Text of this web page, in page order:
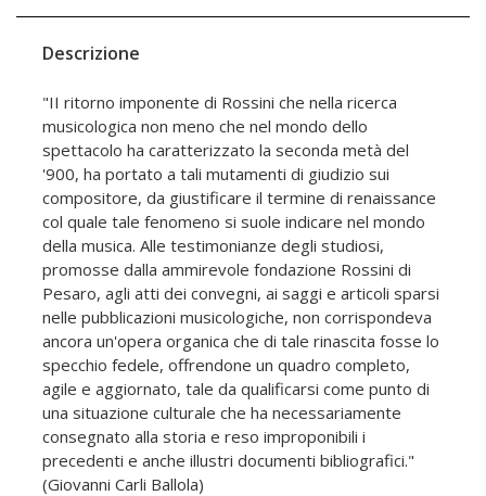
Descrizione
"II ritorno imponente di Rossini che nella ricerca
musicologica non meno che nel mondo dello
spettacolo ha caratterizzato la seconda metà del
'900, ha portato a tali mutamenti di giudizio sui
compositore, da giustificare il termine di renaissance
col quale tale fenomeno si suole indicare nel mondo
della musica. Alle testimonianze degli studiosi,
promosse dalla ammirevole fondazione Rossini di
Pesaro, agli atti dei convegni, ai saggi e articoli sparsi
nelle pubblicazioni musicologiche, non corrispondeva
ancora un'opera organica che di tale rinascita fosse lo
specchio fedele, offrendone un quadro completo,
agile e aggiornato, tale da qualificarsi come punto di
una situazione culturale che ha necessariamente
consegnato alla storia e reso improponibili i
precedenti e anche illustri documenti bibliografici."
(Giovanni Carli Ballola)